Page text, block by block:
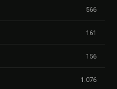
566
161
156
1.076